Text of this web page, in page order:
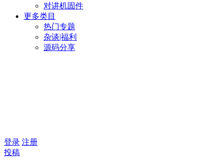
对讲机固件
更多类目
热门专题
杂谈|福利
源码分享
登录 注册
投稿